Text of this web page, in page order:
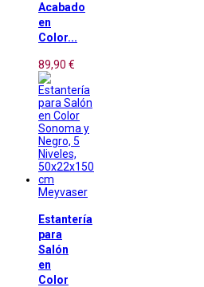
Acabado
en
Color...
89,90 €
Meyvaser
Estantería
para
Salón
en
Color